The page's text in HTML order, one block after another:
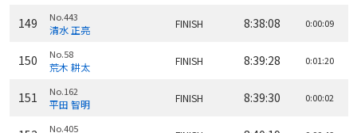
149 No.443
清水 正亮 FINISH 8:38:08 0:00:09
150 No.58
荒木 耕太 FINISH 8:39:28 0:01:20
151 No.162
平田 智明 FINISH 8:39:30 0:00:02
No.405